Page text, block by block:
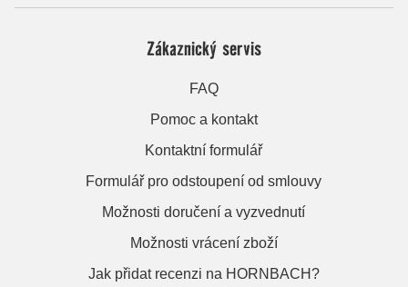
Zákaznický servis
FAQ
Pomoc a kontakt
Kontaktní formulář
Formulář pro odstoupení od smlouvy
Možnosti doručení a vyzvednutí
Možnosti vrácení zboží
Jak přidat recenzi na HORNBACH?